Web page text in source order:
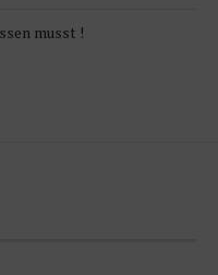
musst !